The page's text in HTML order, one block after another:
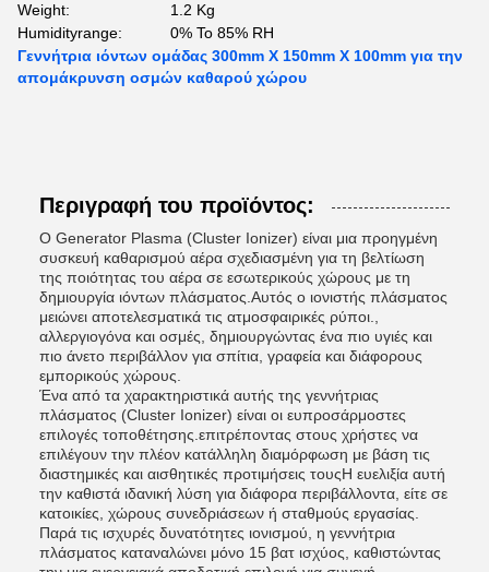
Weight:
1.2 Kg
Humidityrange:
0% To 85% RH
Γεννήτρια ιόντων ομάδας 300mm X 150mm X 100mm για την
απομάκρυνση οσμών καθαρού χώρου
Περιγραφή του προϊόντος:
Ο Generator Plasma (Cluster Ionizer) είναι μια προηγμένη
συσκευή καθαρισμού αέρα σχεδιασμένη για τη βελτίωση
της ποιότητας του αέρα σε εσωτερικούς χώρους με τη
δημιουργία ιόντων πλάσματος.Αυτός ο ιονιστής πλάσματος
μειώνει αποτελεσματικά τις ατμοσφαιρικές ρύποι.,
αλλεργιογόνα και οσμές, δημιουργώντας ένα πιο υγιές και
πιο άνετο περιβάλλον για σπίτια, γραφεία και διάφορους
εμπορικούς χώρους.
Ένα από τα χαρακτηριστικά αυτής της γεννήτριας
πλάσματος (Cluster Ionizer) είναι οι ευπροσάρμοστες
επιλογές τοποθέτησης.επιτρέποντας στους χρήστες να
επιλέγουν την πλέον κατάλληλη διαμόρφωση με βάση τις
διαστημικές και αισθητικές προτιμήσεις τουςΗ ευελιξία αυτή
την καθιστά ιδανική λύση για διάφορα περιβάλλοντα, είτε σε
κατοικίες, χώρους συνεδριάσεων ή σταθμούς εργασίας.
Παρά τις ισχυρές δυνατότητες ιονισμού, η γεννήτρια
πλάσματος καταναλώνει μόνο 15 βατ ισχύος, καθιστώντας